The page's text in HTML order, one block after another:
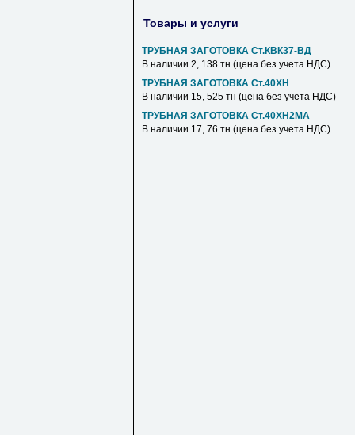
Товары и услуги
ТРУБНАЯ ЗАГОТОВКА Ст.КВК37-ВД
В наличии 2, 138 тн (цена без учета НДС)
ТРУБНАЯ ЗАГОТОВКА Ст.40ХН
В наличии 15, 525 тн (цена без учета НДС)
ТРУБНАЯ ЗАГОТОВКА Ст.40ХН2МА
В наличии 17, 76 тн (цена без учета НДС)